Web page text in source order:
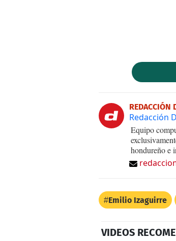
REDACCIÓN
Redacción
Equipo
hondureño e
Emilio Izaguirre
VIDEOS